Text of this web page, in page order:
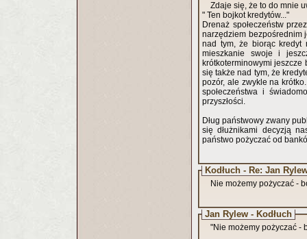
Zdaje się, że to do mnie
" Ten bojkot kredytów..."
Drenaż społeczeństw
narzędziem bezpośrednim
nad tym, że biorąc kredyt
mieszkanie swoje i
krótkoterminowymi
się także nad tym, że
pozór, ale zwykle na krótko. Bojkot sensu stricte oczywiście nie uda się, ale stopniowe
społeczeństwa i
przyszłości.
Dług państwowy zwany
się dłużnikami decyzją
państwo pożyczać od
Kodłuch - Re: Jan
Nie możemy pożyczać -
Jan Rylew - Kodłuch
"Nie możemy pożyczać -